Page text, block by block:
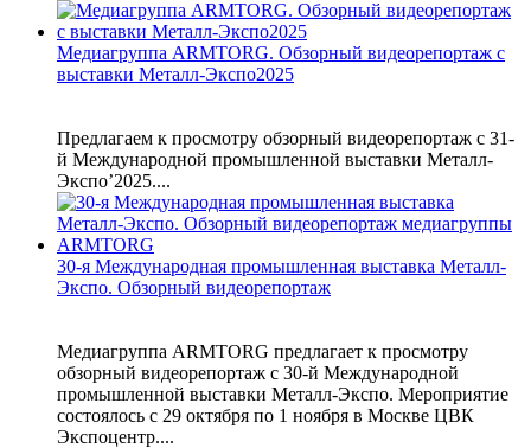
Медиагруппа ARMTORG. Обзорный видеорепортаж с
выставки Металл-Экспо2025
Предлагаем к просмотру обзорный видеорепортаж с 31-
й Международной промышленной выставки Металл-
Экспо’2025....
30-я Международная промышленная выставка Металл-
Экспо. Обзорный видеорепортаж
Медиагруппа ARMTORG предлагает к просмотру
обзорный видеорепортаж с 30-й Международной
промышленной выставки Металл-Экспо. Мероприятие
состоялось с 29 октября по 1 ноября в Москве ЦВК
Экспоцентр....